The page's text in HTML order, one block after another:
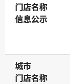
门店名称
门店名称
信息公示
信息公示
城市
城市
门店名称
门店名称